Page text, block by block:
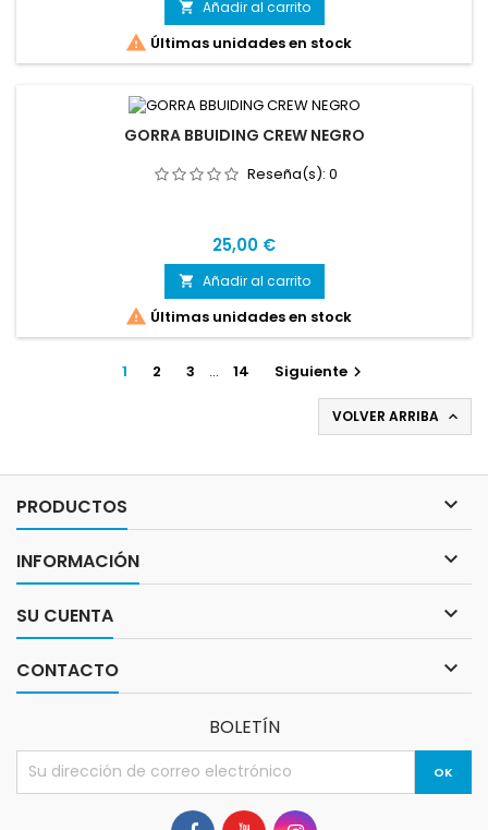
 Añadir al carrito
 Últimas unidades en stock
GORRA BBUIDING CREW NEGRO
Reseña(s): 0
Precio
25,00 €
 Añadir al carrito
 Últimas unidades en stock
1 2 3 … 14 Siguiente
VOLVER ARRIBA 
PRODUCTOS 
INFORMACIÓN 
SU CUENTA 
CONTACTO 
BOLETÍN